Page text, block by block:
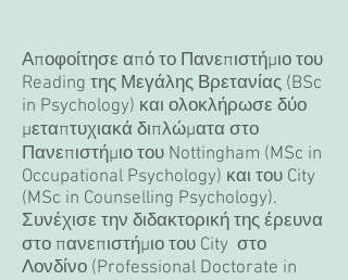
Αποφοίτησε από το Πανεπιστήμιο του
Reading της Μεγάλης Βρετανίας (BSc
in Psychology) και ολοκλήρωσε δύο
μεταπτυχιακά διπλώματα στο
Πανεπιστήμιο του Nottingham (MSc in
Occupational Psychology) και του City
(MSc in Counselling Psychology).
Συνέχισε την διδακτορική της έρευνα
στο πανεπιστήμιο του City στο
Λονδίνο (Professional Doctorate in